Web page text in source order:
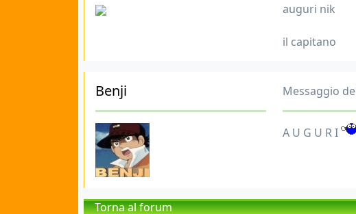
auguri nik
il capitano
Benji Messaggio
A U G U R I
Torna al forum